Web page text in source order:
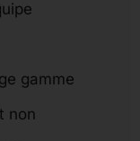
gamme
non